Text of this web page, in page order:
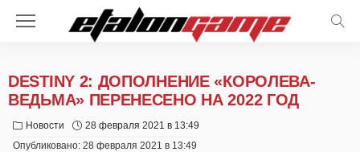
DESTINY 2: ДОПОЛНЕНИЕ «КОРОЛЕВА-
ВЕДЬМА» ПЕРЕНЕСЕНО НА 2022 ГОД
Новости
28 февраля 2021 в 13:49
Опубликовано: 28 февраля 2021 в 13:49